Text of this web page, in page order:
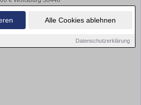
Alle Cookies ablehnen
Datenschutzerklärung